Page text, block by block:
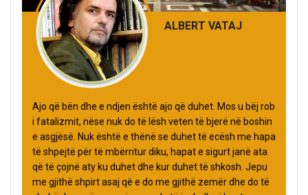
ALBERT VATAJ
Ajo që bën dhe e ndjen është ajo që duhet. Mos u bëj rob
i fatalizmit, nëse nuk do të lësh veten të bjerë në boshin
e asgjësë. Nuk është e thënë se duhet të ecësh me hapa
të shpejtë për të mbërritur diku, hapat e sigurt janë ata
që të çojnë aty ku duhet dhe kur duhet të shkosh. Jepu
me gjithë shpirt asaj që e do me gjithë zemër dhe do të